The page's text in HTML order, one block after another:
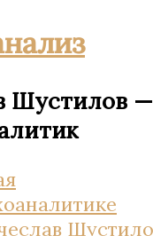
Шустилов —